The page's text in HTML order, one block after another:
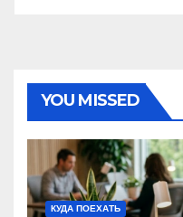
YOU MISSED
КУДА ПОЕХАТЬ